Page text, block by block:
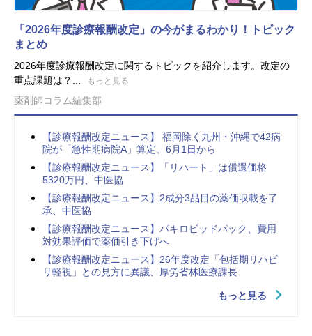
「2026年度診療報酬改定」の今がまるわかり！トピック
まとめ
2026年度診療報酬改定に関するトピックを紹介します。改定の
重点課題は？...
もっと見る
薬剤師コラム編集部
【診療報酬改定ニュース】 福岡除く九州・沖縄で42病
院が「急性期病院A」算定、6月1日から
【診療報酬改定ニュース】「リハート」は償還価格
5320万円、中医協
【診療報酬改定ニュース】2成分3品目の薬価収載を了
承、中医協
【診療報酬改定ニュース】パキロビッドパック、費用
対効果評価で薬価引き下げへ
【診療報酬改定ニュース】26年度改定「包括期リハビ
リ軽視」との見方に異議、厚労省林医療課長
もっと見る